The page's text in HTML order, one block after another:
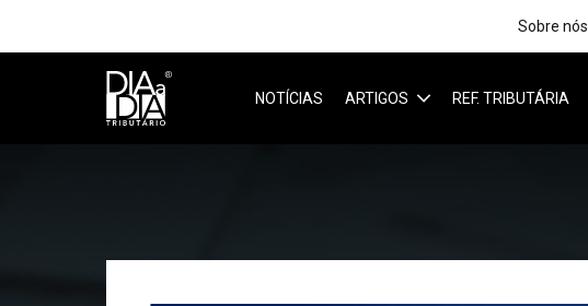
Sobre nós
NOTÍCIAS ARTIGOS REF. TRIBUTÁRIA